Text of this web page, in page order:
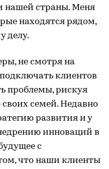
нашей страны. Меня
находятся рядом,
делу.
не смотря на
клиентов
проблемы, рискуя
семей. Недавно
развития и у
инноваций в
с
что наши клиенты